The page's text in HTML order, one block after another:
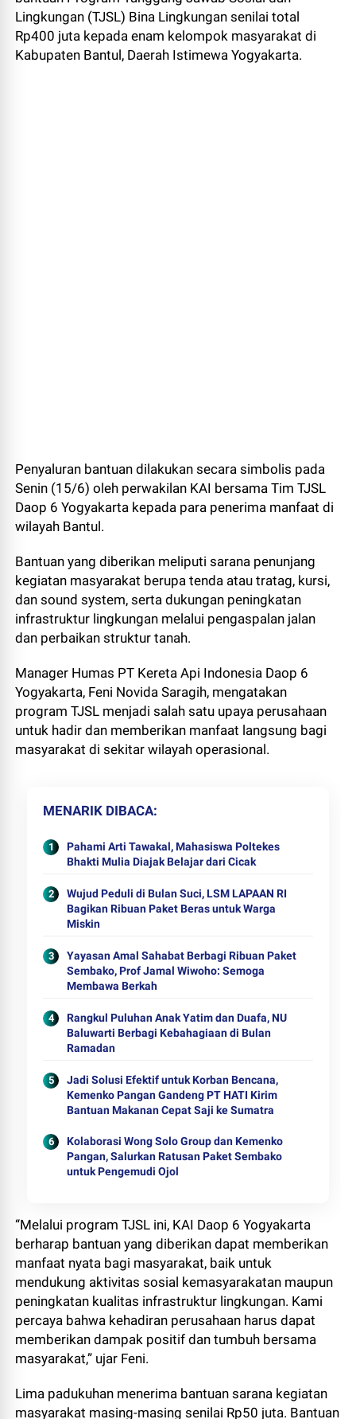
Lingkungan (TJSL) Bina Lingkungan senilai total
Rp400 juta kepada enam kelompok masyarakat di
Kabupaten Bantul, Daerah Istimewa Yogyakarta.
Penyaluran bantuan dilakukan secara simbolis pada
Senin (15/6) oleh perwakilan KAI bersama Tim TJSL
Daop 6 Yogyakarta kepada para penerima manfaat di
wilayah Bantul.
Bantuan yang diberikan meliputi sarana penunjang
kegiatan masyarakat berupa tenda atau tratag, kursi,
dan sound system, serta dukungan peningkatan
infrastruktur lingkungan melalui pengaspalan jalan
dan perbaikan struktur tanah.
Manager Humas PT Kereta Api Indonesia Daop 6
Yogyakarta, Feni Novida Saragih, mengatakan
program TJSL menjadi salah satu upaya perusahaan
untuk hadir dan memberikan manfaat langsung bagi
masyarakat di sekitar wilayah operasional.
MENARIK DIBACA
Pahami Arti Tawakal, Mahasiswa Poltekes
Bhakti Mulia Diajak Belajar dari Cicak
Wujud Peduli di Bulan Suci, LSM LAPAAN RI
Bagikan Ribuan Paket Beras untuk Warga
Miskin
Yayasan Amal Sahabat Berbagi Ribuan Paket
Sembako, Prof Jamal Wiwoho: Semoga
Membawa Berkah
Rangkul Puluhan Anak Yatim dan Duafa, NU
Baluwarti Berbagi Kebahagiaan di Bulan
Ramadan
Jadi Solusi Efektif untuk Korban Bencana,
Kemenko Pangan Gandeng PT HATI Kirim
Bantuan Makanan Cepat Saji ke Sumatra
Kolaborasi Wong Solo Group dan Kemenko
Pangan, Salurkan Ratusan Paket Sembako
untuk Pengemudi Ojol
“Melalui program TJSL ini, KAI Daop 6 Yogyakarta
berharap bantuan yang diberikan dapat memberikan
manfaat nyata bagi masyarakat, baik untuk
mendukung aktivitas sosial kemasyarakatan maupun
peningkatan kualitas infrastruktur lingkungan. Kami
percaya bahwa kehadiran perusahaan harus dapat
memberikan dampak positif dan tumbuh bersama
masyarakat,” ujar Feni.
Lima padukuhan menerima bantuan sarana kegiatan
masyarakat masing-masing senilai Rp50 juta. Bantuan